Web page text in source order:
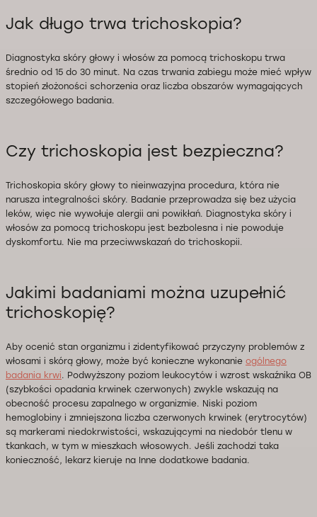
Jak długo trwa trichoskopia?
Diagnostyka skóry głowy i włosów za pomocą trichoskopu trwa
średnio od 15 do 30 minut. Na czas trwania zabiegu może mieć wpływ
stopień złożoności schorzenia oraz liczba obszarów wymagających
szczegółowego badania.
Czy trichoskopia jest bezpieczna?
Trichoskopia skóry głowy to nieinwazyjna procedura, która nie
narusza integralności skóry. Badanie przeprowadza się bez użycia
leków, więc nie wywołuje alergii ani powikłań. Diagnostyka skóry i
włosów za pomocą trichoskopu jest bezbolesna i nie powoduje
dyskomfortu. Nie ma przeciwwskazań do trichoskopii.
Jakimi badaniami można uzupełnić
trichoskopię?
Aby ocenić stan organizmu i zidentyfikować przyczyny problemów z
włosami i skórą głowy, może być konieczne wykonanie ogólnego
badania krwi. Podwyższony poziom leukocytów i wzrost wskaźnika OB
(szybkości opadania krwinek czerwonych) zwykle wskazują na
obecność procesu zapalnego w organizmie. Niski poziom
hemoglobiny i zmniejszona liczba czerwonych krwinek (erytrocytów)
są markerami niedokrwistości, wskazującymi na niedobór tlenu w
tkankach, w tym w mieszkach włosowych. Jeśli zachodzi taka
konieczność, lekarz kieruje na Inne dodatkowe badania.